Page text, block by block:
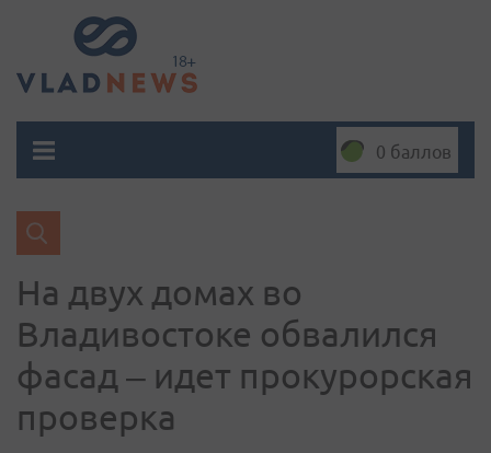
0 баллов
На двух домах во
Владивостоке обвалился
фасад – идет прокурорская
проверка